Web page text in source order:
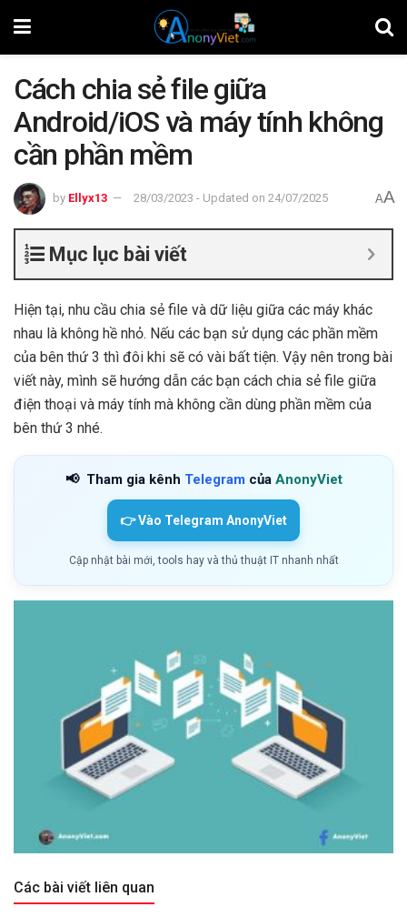
Cách chia sẻ file giữa
Android/iOS và máy tính không
cần phần mềm
by Ellyx13 28/03/2023 - Updated on 24/07/2025 AA
Mục lục bài viết
Hiện tại, nhu cầu chia sẻ file và dữ liệu giữa các máy khác
nhau là không hề nhỏ. Nếu các bạn sử dụng các phần mềm
của bên thứ 3 thì đôi khi sẽ có vài bất tiện. Vậy nên trong bài
viết này, mình sẽ hướng dẫn các bạn cách chia sẻ file giữa
điện thoại và máy tính mà không cần dùng phần mềm của
bên thứ 3 nhé.
📢 Tham gia kênh Telegram của AnonyViet
👉 Vào Telegram AnonyViet
Cập nhật bài mới, tools hay và thủ thuật IT nhanh nhất
Các bài viết liên quan